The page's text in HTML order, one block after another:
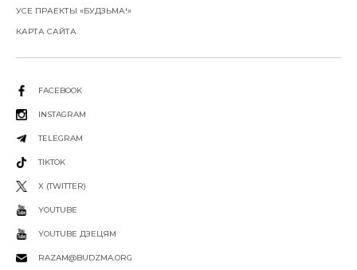
УСЕ ПРАЕКТЫ «БУДЗЬМА!»
КАРТА САЙТА
FACEBOOK
INSTAGRAM
TELEGRAM
TIKTOK
X (TWITTER)
YOUTUBE
YOUTUBE ДЗЕЦЯМ
RAZAM@BUDZMA.ORG